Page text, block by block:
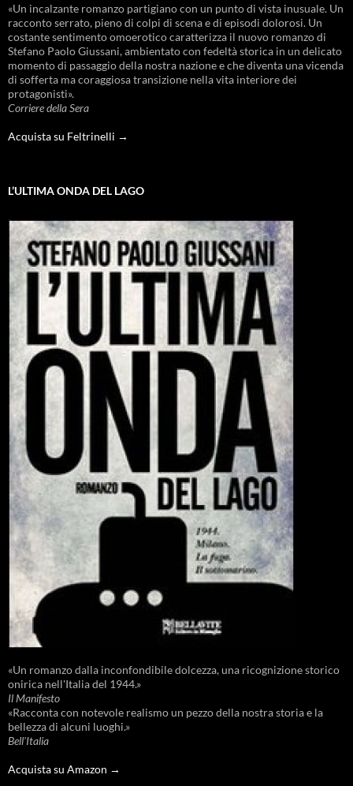
«Un incalzante romanzo partigiano con un punto di vista inusuale. Un
racconto serrato, pieno di colpi di scena e di episodi dolorosi. Un
costante sentimento omoerotico caratterizza il nuovo romanzo di
Stefano Paolo Giussani, ambientato con fedeltà storica in un delicato
momento di passaggio della nostra nazione e che diventa una vicenda
di sofferta ma coraggiosa transizione nella vita interiore dei
protagonisti».
Corriere della Sera
Acquista su Feltrinelli →
L’ULTIMA ONDA DEL LAGO
«Un romanzo dalla inconfondibile dolcezza, una ricognizione storico
onirica nell'Italia del 1944.»
Il Manifesto
«Racconta con notevole realismo un pezzo della nostra storia e la
bellezza di alcuni luoghi.»
Bell'Italia
Acquista su Amazon →